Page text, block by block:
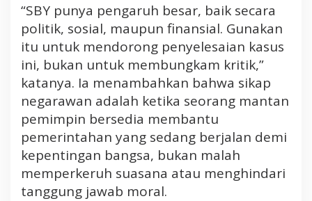
“SBY punya pengaruh besar, baik secara
politik, sosial, maupun finansial. Gunakan
itu untuk mendorong penyelesaian kasus
ini, bukan untuk membungkam kritik,”
katanya. Ia menambahkan bahwa sikap
negarawan adalah ketika seorang mantan
pemimpin bersedia membantu
pemerintahan yang sedang berjalan demi
kepentingan bangsa, bukan malah
memperkeruh suasana atau menghindari
tanggung jawab moral.